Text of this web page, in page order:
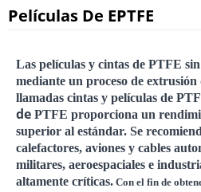
Películas De EPTFE
Las películas y cintas de PTFE
mediante un proceso de extrusión
llamadas cintas y películas de
de PTFE proporciona un
superior al estándar. Se
calefactores, aviones y cables
militares, aeroespaciales e
altamente críticas. Con el fin de